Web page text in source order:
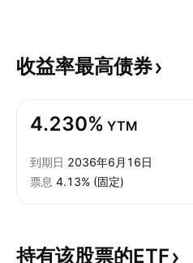
收益率最高债券
4.230% YTM
到期日 2036年6月16日
票息 4.13% (固定)
持有该股票的ETF